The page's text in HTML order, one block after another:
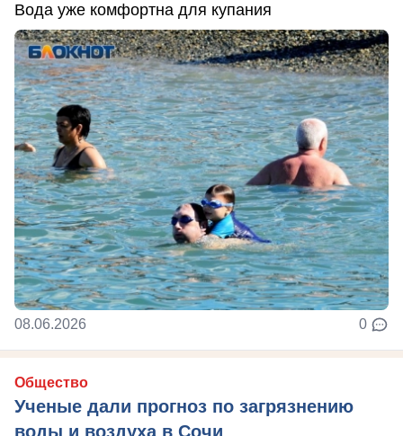
Вода уже комфортна для купания
08.06.2026 0
Общество
Ученые дали прогноз по загрязнению
воды и воздуха в Сочи